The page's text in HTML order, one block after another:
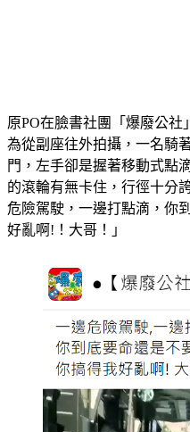
為從副座往外拍攝，一名騎
門，左手卻是握著移動式點
的滾輪有無卡住，行徑十分
危險駕駛，一邊打點滴，你
好亂啊!！大哥！」